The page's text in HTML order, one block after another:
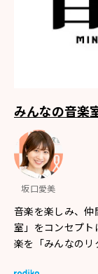
みんなの音楽
坂口愛美
音楽を楽しみ、
室」をコンセプ
楽を「みんなの